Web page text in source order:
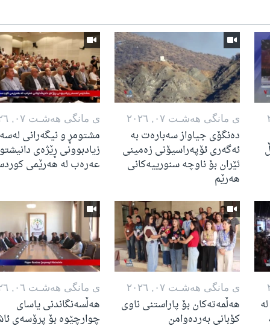
ی مانگی هه‌شـت ٠٧, ٢٠٢٦
دەنگۆی جیاواز سەبارەت بە
ئەگەری ئۆپەراسیۆنی زەمینی
ئێران بۆ ناوچە سنورییەکانی
هەرێم
ی مانگی هه‌شـت ٠٧, ٢٠٢٦
مشتومڕ و نیگەرانی
زیادبوونی ڕێژەی
عەرەب لە هەرێمی
ی مانگی هه‌شـت ٠٧, ٢٠٢٦
هەڵمەتەکان بۆ پاراستنی ناوی
کۆبانی بەردەوامن
ی مانگی هه‌شـت ٠٦, ٢٠٢٦
هەڵسەنگاندنی یاسای
چوارچێوە بۆ پرۆسەی